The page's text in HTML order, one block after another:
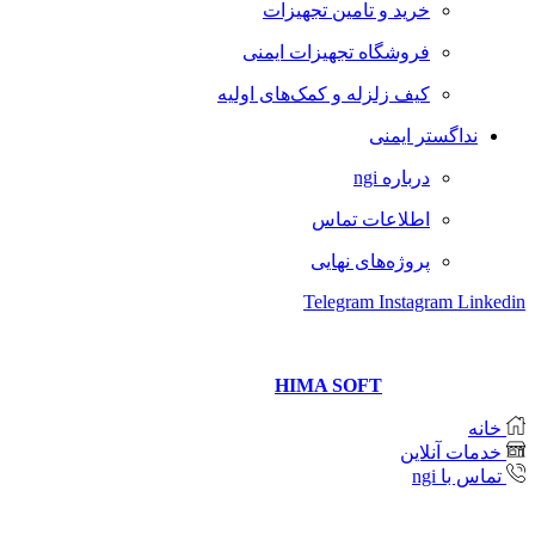
خرید و تامین تجهیزات
فروشگاه تجهیزات ایمنی
کیف زلزله و کمک‌های اولیه
نداگستر ایمنی
درباره ngi
اطلاعات تماس
پروژه‌های نهایی
Telegram Instagram Linkedin
HIMA SOFT
خانه
خدمات آنلاین
تماس با ngi